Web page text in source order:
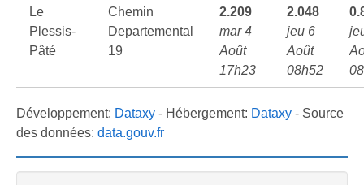
Le
Plessis-
Pâté
Chemin
Departemental
19
2.209
mar 4
Août
17h23
2.048
jeu 6
Août
08h52
Développement: Dataxy - Hébergement: Dataxy - Source
des données: data.gouv.fr